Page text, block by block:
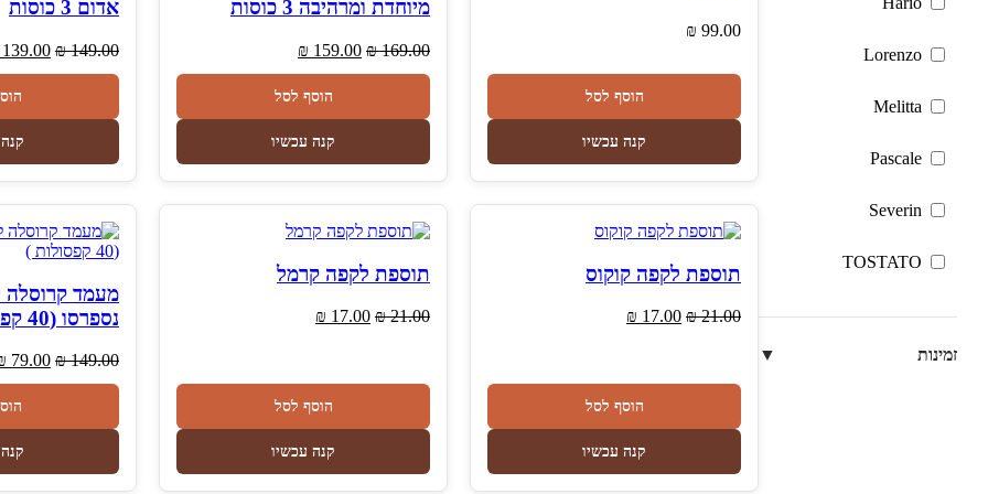
Lorenzo
Melitta
Pascale
Severin
TOSTATO
זמינות ▼
₪ 99.00
הוסף לסל
קנה עכשיו
מיוחדת ומרהיבה 3 כוסות
₪169.00
המחיר
₪ 159.00
הוא:
הוסף לסל
קנה עכשיו
אדום 3 כוסות
₪149.00
המחיר
139.00
תוספת לקפה קוקוס
₪21.00
המחיר ₪ 17.00
הוסף לסל
קנה עכשיו
תוספת לקפה קרמל
₪21.00
המחיר ₪ 17.00
הוסף לסל
קנה עכשיו
מעמד קרוסלה
נספרסו (40 קפסולות )
₪149.00
המחיר
79.00